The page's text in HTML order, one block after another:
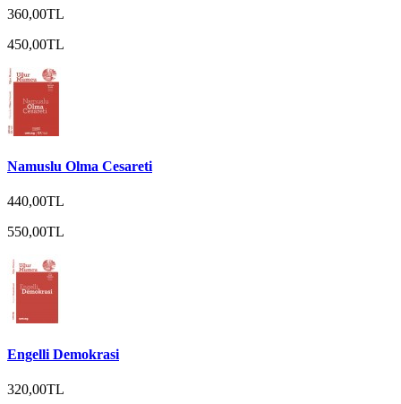
360,00TL
450,00TL
Namuslu Olma Cesareti
440,00TL
550,00TL
Engelli Demokrasi
320,00TL